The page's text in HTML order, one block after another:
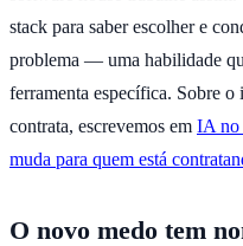
stack para saber escolher e
problema — uma habilidade
ferramenta específica. Sobre
contrata, escrevemos em IA no
muda para quem está
O novo medo tem